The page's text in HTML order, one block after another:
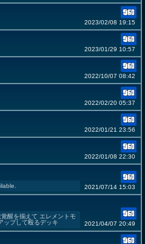
2023/02/08 19:15
2023/01/29 10:57
2022/10/07 08:42
2022/02/20 05:37
2022/01/21 23:56
2022/01/08 22:30
2021/07/14 15:03
醒を揃えて エレメントモ
ップして殴るデッキ
2021/04/07 20:49